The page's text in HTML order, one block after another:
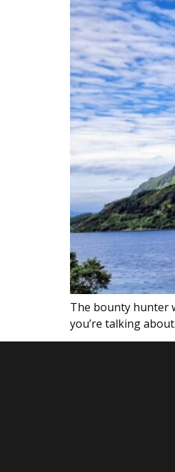
The bounty hunter
you’re talking